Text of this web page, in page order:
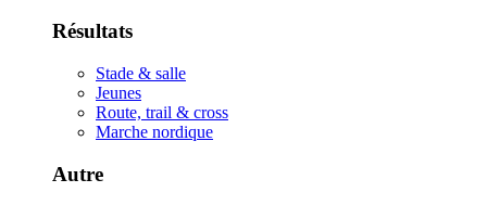
Résultats
Stade & salle
Jeunes
Route, trail & cross
Marche nordique
Autre